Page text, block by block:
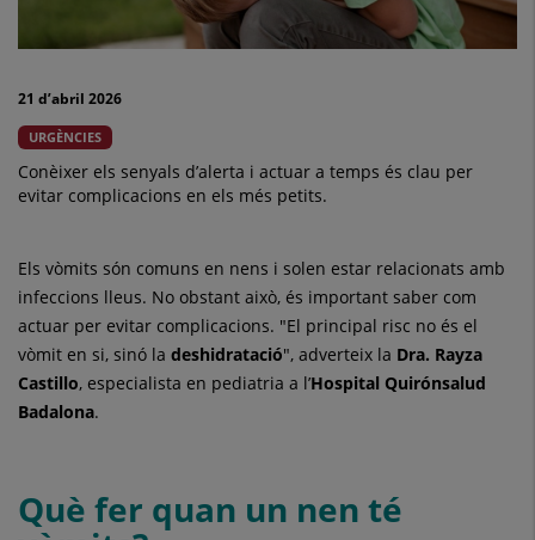
acudir
a
urgències
21 d’abril 2026
URGÈNCIES
Conèixer els senyals d’alerta i actuar a temps és clau per
evitar complicacions en els més petits.
Els vòmits són comuns en nens i solen estar relacionats amb
infeccions lleus. No obstant això, és important saber com
actuar per evitar complicacions. "El principal risc no és el
vòmit en si, sinó la deshidratació", adverteix la Dra. Rayza
Castillo, especialista en pediatria a l’Hospital Quirónsalud
Badalona.
Què fer quan un nen té